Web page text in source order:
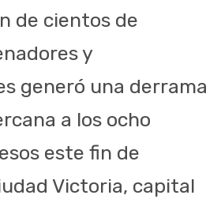
de cientos de
y
generó una derrama
a los ocho
este fin de
Victoria, capital